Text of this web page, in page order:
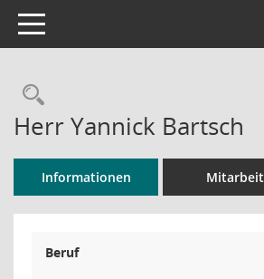
Toggle navigation
Rechercheauswahl
Herr Yannick Bartsch
Informationen Mitarbeit
Beruf